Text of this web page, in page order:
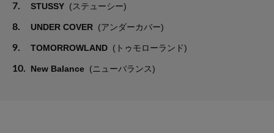
7. STUSSY (ステューシー)
8. UNDER COVER (アンダーカバー)
9. TOMORROWLAND (トゥモローランド)
10. New Balance (ニューバランス)